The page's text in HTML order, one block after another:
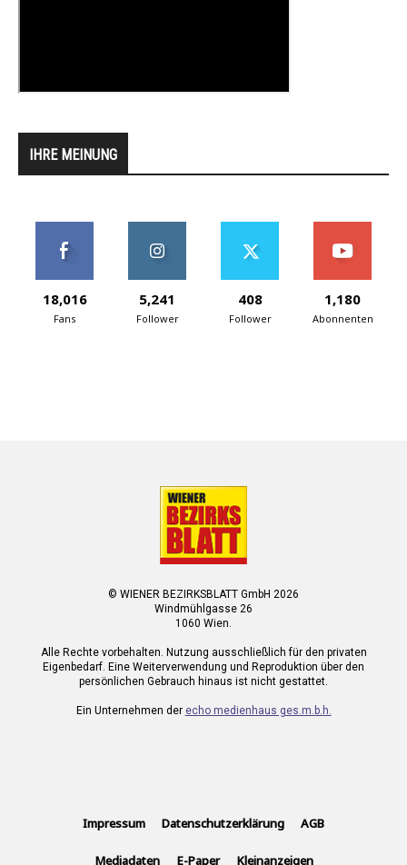
IHRE MEINUNG
18,016
Fans
5,241
Follower
408
Follower
1,180
Abonnenten
© WIENER BEZIRKSBLATT GmbH 2026
Windmühlgasse 26
1060 Wien.
Alle Rechte vorbehalten. Nutzung ausschließlich für den privaten
Eigenbedarf. Eine Weiterverwendung und Reproduktion über den
persönlichen Gebrauch hinaus ist nicht gestattet.
Ein Unternehmen der echo medienhaus ges.m.b.h.
Impressum Datenschutzerklärung AGB
Mediadaten E-Paper Kleinanzeigen